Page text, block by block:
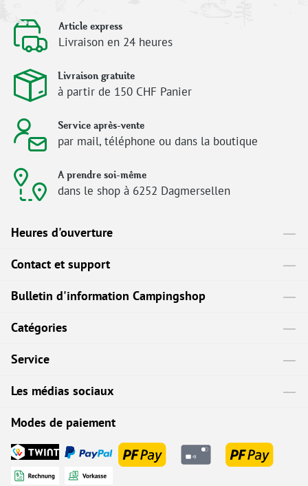
Article express
Livraison en 24 heures
Livraison gratuite
à partir de 150 CHF Panier
Service après-vente
par mail, téléphone ou dans la boutique
A prendre soi-même
dans le shop à 6252 Dagmersellen
Heures d'ouverture
Contact et support
Bulletin d'information Campingshop
Catégories
Service
Les médias sociaux
Modes de paiement